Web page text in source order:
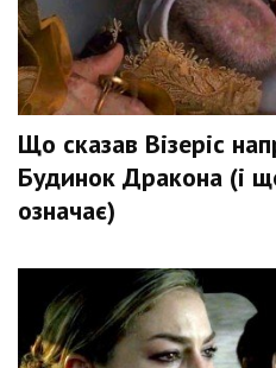
Що сказав Візеріс
Будинок Дракона (і
означає)